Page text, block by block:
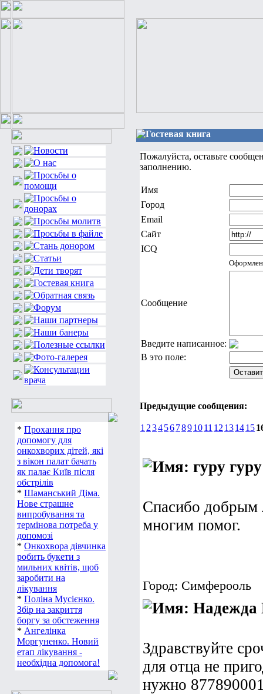
* Прохання про
допомогу для
онкохворих дітей, які
з вікон палат бачать
як палає Київ після
обстрілів
* Шаманський Діма.
Нове страшне
випробування та
термінова потреба у
допомозі
* Онкохвора дівчинка
робить букети з
мильних квітів, щоб
заробити на
лікування
* Поліна Мусієнко.
Збір на закриття
боргу за обстеження
* Ангелінка
Моргуненко. Новий
етап лікування -
необхідна допомога!
Гостевая книга
Пожалуйста, оставьте
заполнению.
Имя
Город
Email
Сайт
ICQ
Сообщение
Введите написанное:
В это поле:
Предыдущие сообщения:
1 234567891011 12 131415
гуру
Спасибо
многим помог.
Город: Симферооль
Здравствуйте
для отца не
нужно